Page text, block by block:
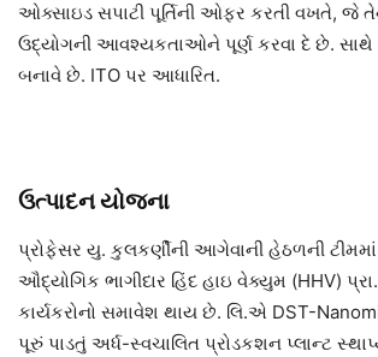
ઓક્સાઇડ સપાટી પૂર્તિની ઓફર કરતી વખતે, જે
ઉદ્યોગની આવશ્યકતાઓને પૂર્ણ કરવા દે છે. સાથે
બનાવે છે. ITO પર આધારિત.
ઉત્પાદનયોજના
પ્રોફેસર યુ. કુલકર્ણીની આગેવાની હેઠળની
ઔદ્યોગિક ભાગીદાર હિંદ હાઇ વેક્યુમ (HHV)
કાર્યકરોનો સમાવેશ થાય છે. લિ.એ DST-
પૂરું પાડતું અર્ધ-સ્વચાલિત પ્રોડકશન પ્લાન્ટ